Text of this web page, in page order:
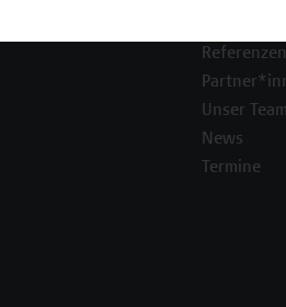
Unser Team
News
Termine